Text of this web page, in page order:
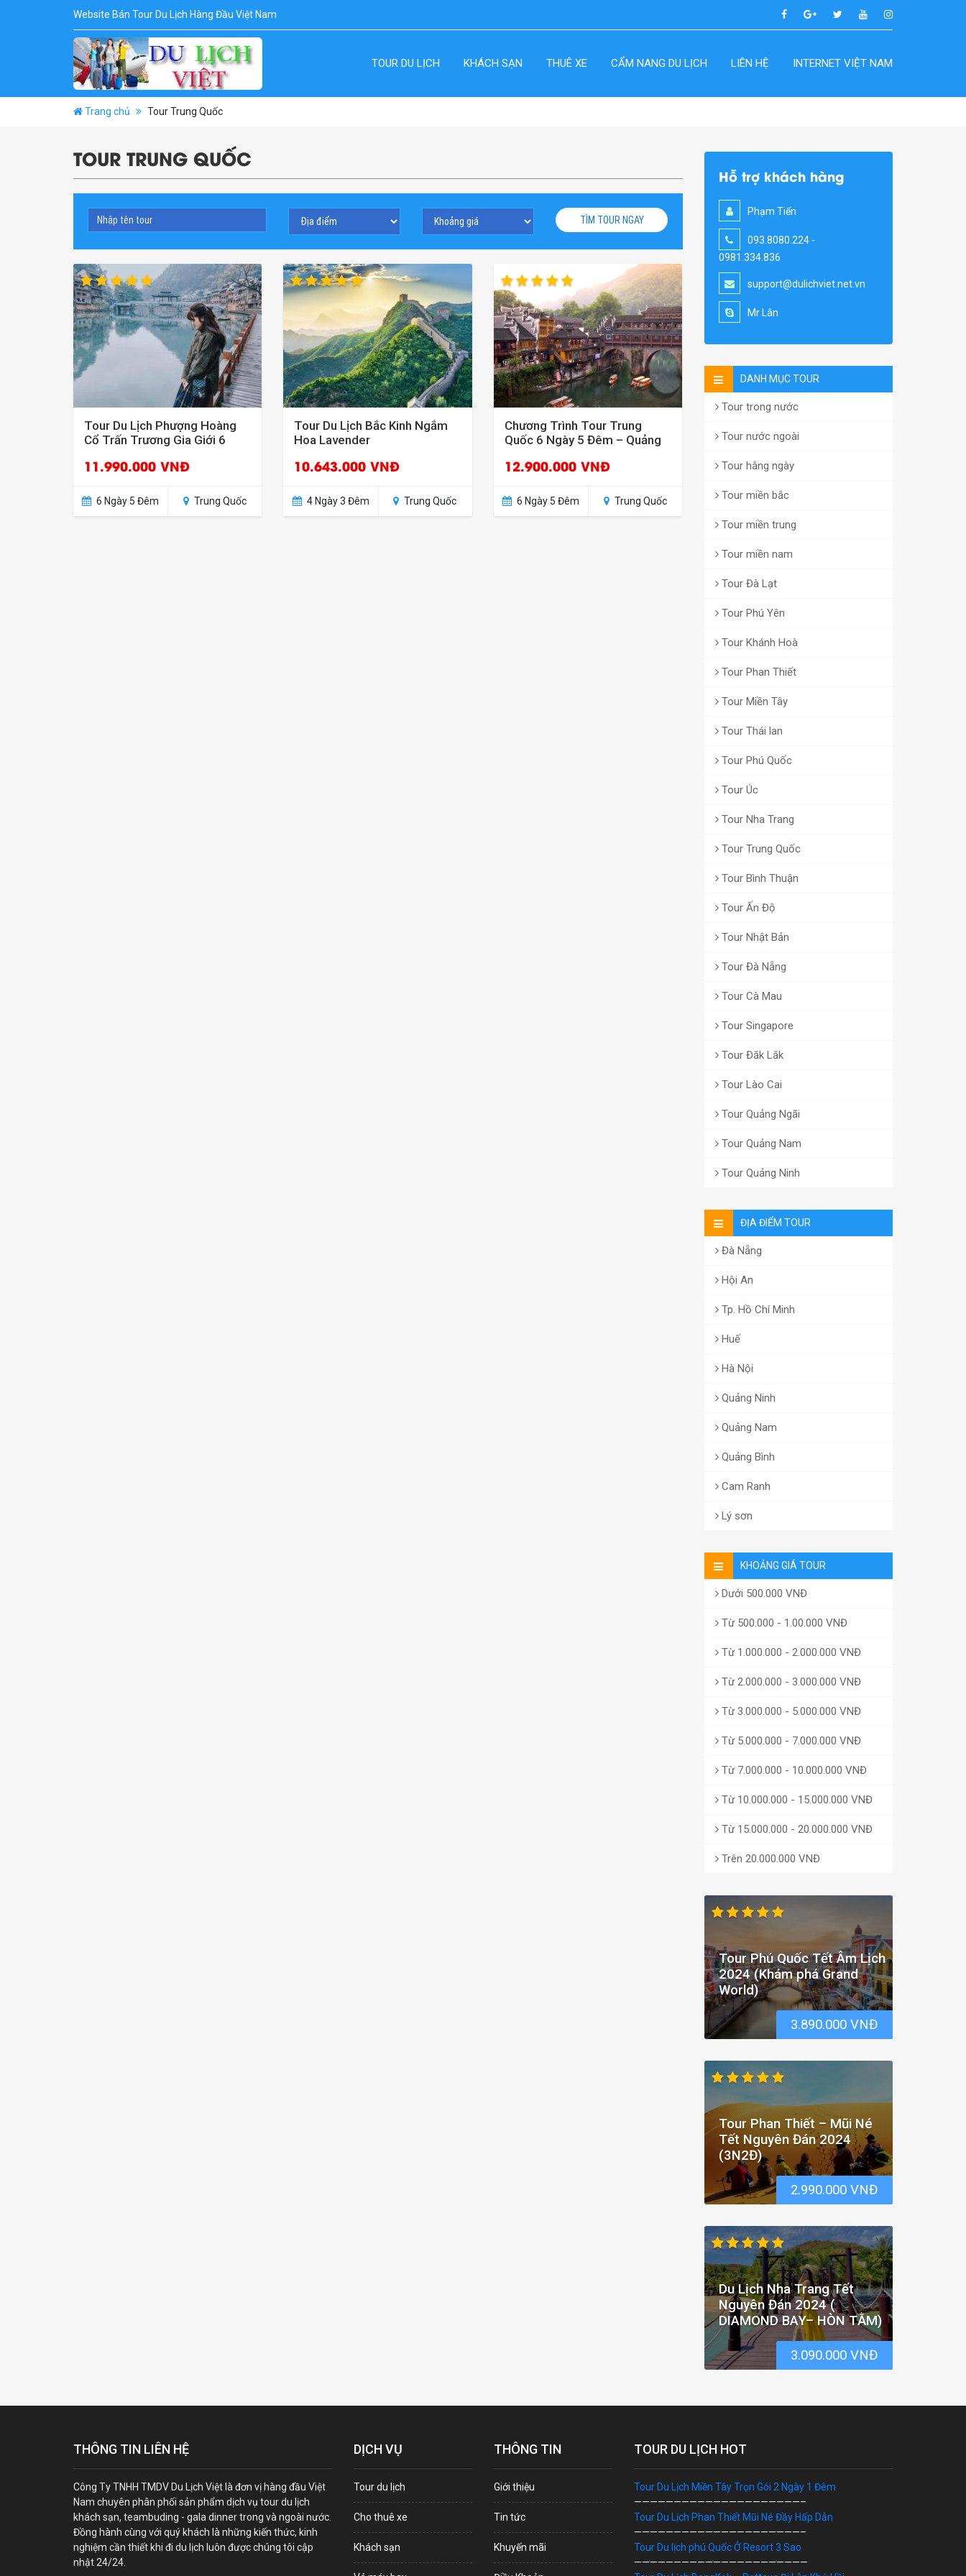
Website Bán Tour Du Lịch Hàng Đầu Việt Nam
TOUR DU LỊCH KHÁCH SẠN THUÊ XE CẨM NANG DU LỊCH LIÊN HỆ INTERNET VIỆT NAM
Trang chủ Tour Trung Quốc
TOUR TRUNG QUỐC
TÌM TOUR NGAY
Tour Du Lịch Phượng Hoàng
Cổ Trấn Trương Gia Giới 6
11.990.000 VNĐ
6 Ngày 5 Đêm Trung Quốc
Tour Du Lịch Bắc Kinh Ngắm
Hoa Lavender
10.643.000 VNĐ
4 Ngày 3 Đêm Trung Quốc
Chương Trình Tour Trung
Quốc 6 Ngày 5 Đêm – Quảng
12.900.000 VNĐ
6 Ngày 5 Đêm Trung Quốc
Hỗ trợ khách hàng
Phạm Tiến
093.8080.224 -
0981.334.836
support@dulichviet.net.vn
Mr Lân
DANH MỤC TOUR
Tour trong nước
Tour nước ngoài
Tour hằng ngày
Tour miền bắc
Tour miền trung
Tour miền nam
Tour Đà Lạt
Tour Phú Yên
Tour Khánh Hoà
Tour Phan Thiết
Tour Miền Tây
Tour Thái lan
Tour Phú Quốc
Tour Úc
Tour Nha Trang
Tour Trung Quốc
Tour Bình Thuận
Tour Ấn Độ
Tour Nhật Bản
Tour Đà Nẵng
Tour Cà Mau
Tour Singapore
Tour Đăk Lăk
Tour Lào Cai
Tour Quảng Ngãi
Tour Quảng Nam
Tour Quảng Ninh
ĐỊA ĐIỂM TOUR
Đà Nẵng
Hội An
Tp. Hồ Chí Minh
Huế
Hà Nội
Quảng Ninh
Quảng Nam
Quảng Bình
Cam Ranh
Lý sơn
KHOẢNG GIÁ TOUR
Dưới 500.000 VNĐ
Từ 500.000 - 1.00.000 VNĐ
Từ 1.000.000 - 2.000.000 VNĐ
Từ 2.000.000 - 3.000.000 VNĐ
Từ 3.000.000 - 5.000.000 VNĐ
Từ 5.000.000 - 7.000.000 VNĐ
Từ 7.000.000 - 10.000.000 VNĐ
Từ 10.000.000 - 15.000.000 VNĐ
Từ 15.000.000 - 20.000.000 VNĐ
Trên 20.000.000 VNĐ
Tour Phú Quốc Tết Âm Lịch
2024 (Khám phá Grand
World)
3.890.000 VNĐ
Tour Phan Thiết – Mũi Né
Tết Nguyên Đán 2024
(3N2Đ)
2.990.000 VNĐ
Du Lịch Nha Trang Tết
Nguyên Đán 2024 (
DIAMOND BAY– HÒN TẰM)
3.090.000 VNĐ
THÔNG TIN LIÊN HỆ
Công Ty TNHH TMDV Du Lịch Việt là đơn vị hàng đầu Việt
Nam chuyên phân phối sản phẩm dịch vụ tour du lịch
khách sạn, teambuding - gala dinner trong và ngoài nước.
Đồng hành cùng với quý khách là những kiến thức, kinh
nghiệm cần thiết khi đi du lịch luôn được chúng tôi cập
nhật 24/24.
DỊCH VỤ
Tour du lịch
Cho thuê xe
Khách sạn
THÔNG TIN
Giới thiệu
Tin tức
Khuyến mãi
TOUR DU LỊCH HOT
Tour Du Lịch Miền Tây Trọn Gói 2 Ngày 1 Đêm
—————————————————————–
Tour Du Lịch Phan Thiết Mũi Né Đầy Hấp Dẫn
—————————————————————–
Tour Du lịch phú Quốc Ở Resort 3 Sao
——————————————————————